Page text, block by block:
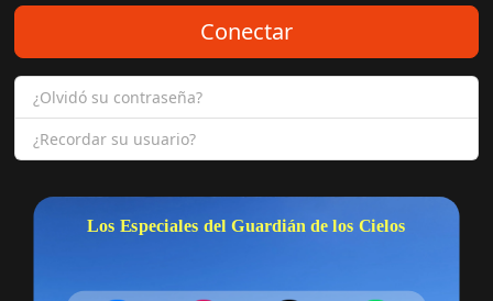
Conectar
¿Olvidó su contraseña?
¿Recordar su usuario?
Los Especiales del Guardián de los Cielos